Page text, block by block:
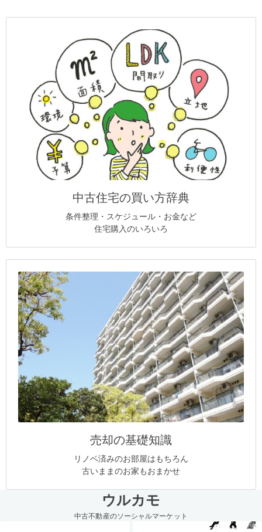
中古住宅の買い方辞典
条件整理・スケジュール・お金など
住宅購入のいろいろ
売却の基礎知識
リノベ済みのお部屋はもちろん
古いままのお家もおまかせ
ウルカモ
中古不動産のソーシャルマーケット